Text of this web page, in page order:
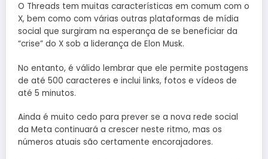
O Threads tem muitas características em comum com o
X, bem como com várias outras plataformas de mídia
social que surgiram na esperança de se beneficiar da
“crise” do X sob a liderança de Elon Musk.
No entanto, é válido lembrar que ele permite postagens
de até 500 caracteres e inclui links, fotos e vídeos de
até 5 minutos.
Ainda é muito cedo para prever se a nova rede social
da Meta continuará a crescer neste ritmo, mas os
números atuais são certamente encorajadores.